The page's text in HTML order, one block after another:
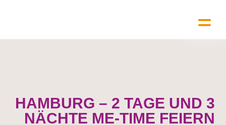
HAMBURG – 2 TAGE UND 3
NÄCHTE ME-TIME FEIERN